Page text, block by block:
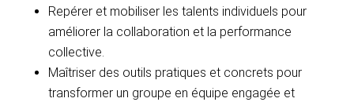
Repérer et mobiliser les talents individuels pour
améliorer la collaboration et la performance
collective.
Maîtriser des outils pratiques et concrets pour
transformer un groupe en équipe engagée et